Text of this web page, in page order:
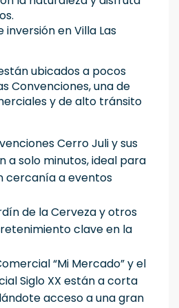
inversión en Villa Las
ubicados a pocos
Convenciones, una de
y de alto tránsito
Cerro Juli y sus
a solo minutos, ideal para
cercanía a eventos
de la Cerveza y otros
clave en la
“Mi Mercado” y el
Siglo XX están a corta
acceso a una gran